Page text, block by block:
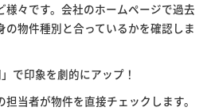
様々です。会社のホームページで過去
物件種別と合っているかを確認しま
で印象を劇的にアップ！
当者が物件を直接チェックします。